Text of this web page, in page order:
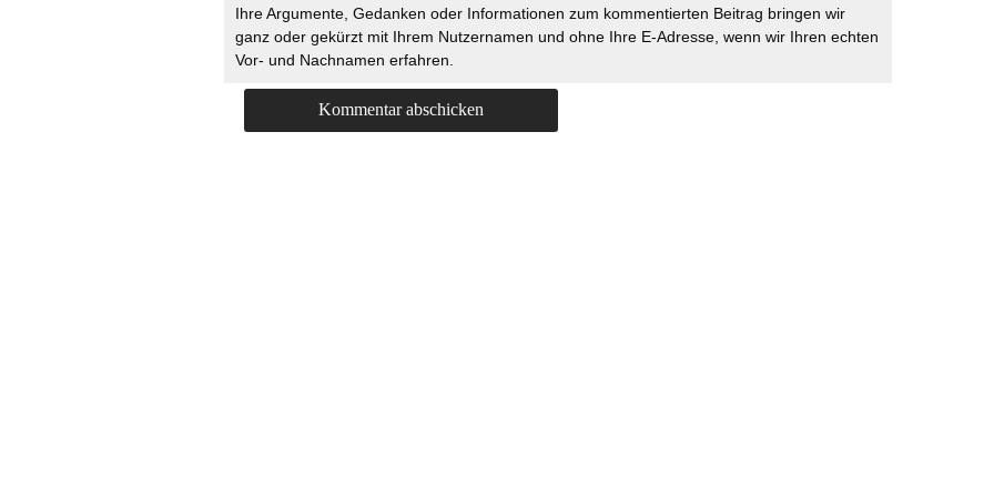
Ihre Argumente, Gedanken oder Informationen zum kommentierten Beitrag bringen wir
ganz oder gekürzt mit Ihrem Nutzernamen und ohne Ihre E-Adresse, wenn wir Ihren echten
Vor- und Nachnamen erfahren.